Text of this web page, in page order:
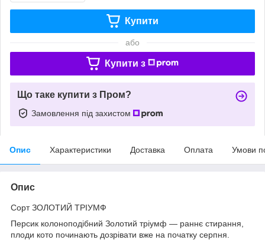
Купити
або
Купити з
Що таке купити з Пром?
Замовлення під захистом
Опис Характеристики Доставка Оплата Умови
Опис
Сорт ЗОЛОТИЙ ТРІУМФ
Персик колоноподібний Золотий тріумф — раннє стирання,
плоди кото починають дозрівати вже на початку серпня.